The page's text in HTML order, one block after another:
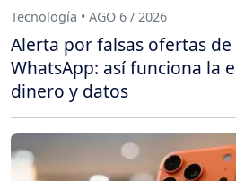
Tecnología • AGO 6 / 2026
Alerta por falsas ofertas
WhatsApp: así funciona la
dinero y datos